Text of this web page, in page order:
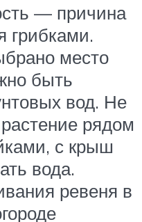
— причина
грибками.
место
быть
вод. Не
рядом
с крыш
вода.
ревеня в